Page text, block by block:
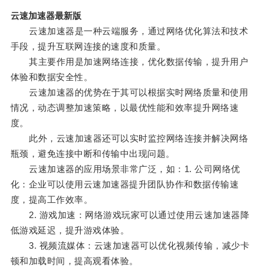
云速加速器最新版
云速加速器是一种云端服务，通过网络优化算法和技术
手段，提升互联网连接的速度和质量。
其主要作用是加速网络连接，优化数据传输，提升用户
体验和数据安全性。
云速加速器的优势在于其可以根据实时网络质量和使用
情况，动态调整加速策略，以最优性能和效率提升网络速
度。
此外，云速加速器还可以实时监控网络连接并解决网络
瓶颈，避免连接中断和传输中出现问题。
云速加速器的应用场景非常广泛，如：1. 公司网络优
化：企业可以使用云速加速器提升团队协作和数据传输速
度，提高工作效率。
2. 游戏加速：网络游戏玩家可以通过使用云速加速器降
低游戏延迟，提升游戏体验。
3. 视频流媒体：云速加速器可以优化视频传输，减少卡
顿和加载时间，提高观看体验。